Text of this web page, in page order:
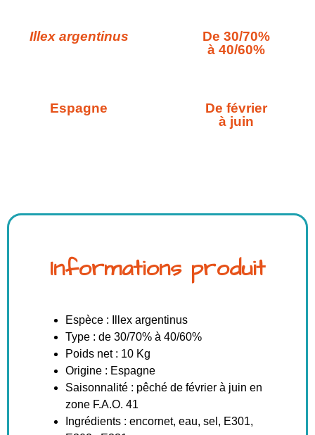
Illex argentinus
De 30/70%
à 40/60%
Espagne
De février
à juin
Informations produit
Espèce : Illex argentinus
Type : de 30/70% à 40/60%
Poids net : 10 Kg
Origine : Espagne
Saisonnalité : pêché de février à juin en
zone F.A.O. 41
Ingrédients : encornet, eau, sel, E301,